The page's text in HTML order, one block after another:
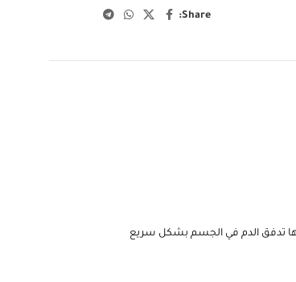
Share:
تدفق الدم في الجسم بشكل سريع